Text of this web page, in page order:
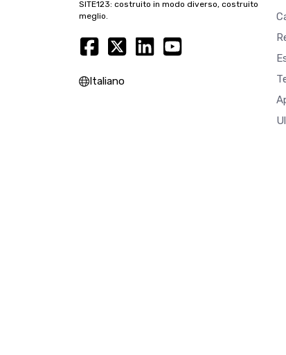
SITE123: costruito in modo diverso, costruito
meglio.
Italiano